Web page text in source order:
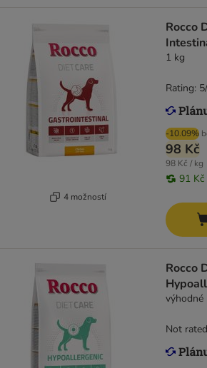
4 možností
Rocco
1 kg
-10.09%
98 Kč
98 Kč / kg
91 Kč
Rating:
Rocco
výhodné
Not rated